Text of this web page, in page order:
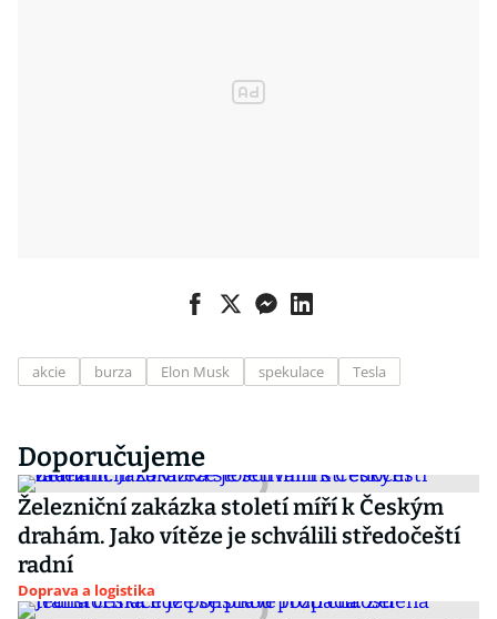
akcie burza Elon Musk spekulace Tesla
Doporučujeme
Železniční zakázka století míří k Českým
drahám. Jako vítěze je schválili středočeští
radní
Doprava a logistika